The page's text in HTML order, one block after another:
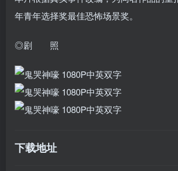
年青年选择奖最佳恐怖场景奖。
◎剧 照
下载地址